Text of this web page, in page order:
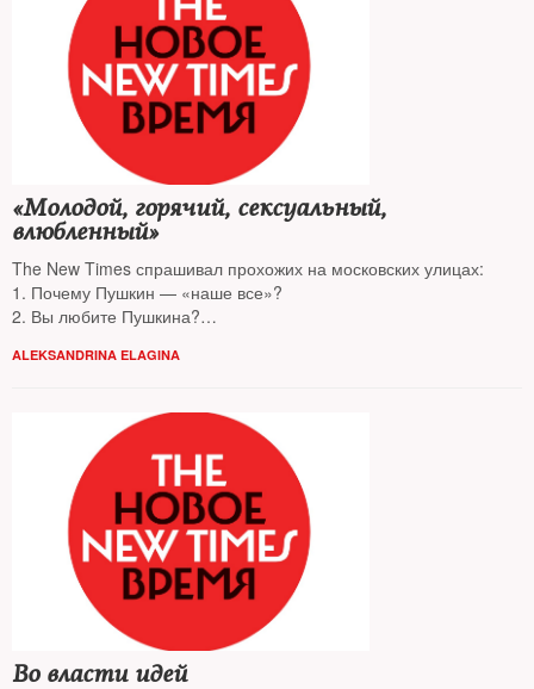
«Молодой, горячий, сексуальный,
влюбленный»
The New Times спрашивал прохожих на московских улицах:
1. Почему Пушкин — «наше все»?
2. Вы любите Пушкина?
4. Кто написал: «Я вас любил, любовь еще, быть может…»?
5. Кто написал: «Быть можно дельным человеком и думать о
красе ногтей»?
ALEKSANDRINA ELAGINA
Во власти идей